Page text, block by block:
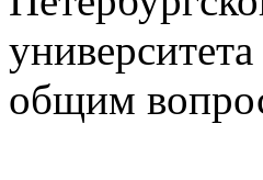
общим